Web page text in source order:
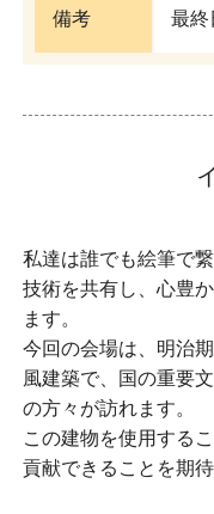
備考 最
私達は誰でも絵筆で
技術を共有し、心豊
ます。
今回の会場は、明治
風建築で、国の重要
の方々が訪れます。
この建物を使用する
貢献できることを期待